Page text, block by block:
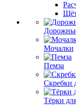
Мочалки
Пемза
Скребки
Тёрки